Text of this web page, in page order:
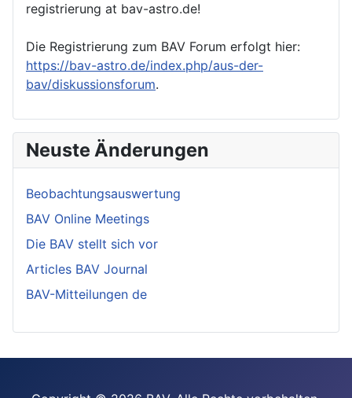
registrierung at bav-astro.de!
Die Registrierung zum BAV Forum erfolgt hier:
https://bav-astro.de/index.php/aus-der-
bav/diskussionsforum.
Neuste Änderungen
Beobachtungsauswertung
BAV Online Meetings
Die BAV stellt sich vor
Articles BAV Journal
BAV-Mitteilungen de